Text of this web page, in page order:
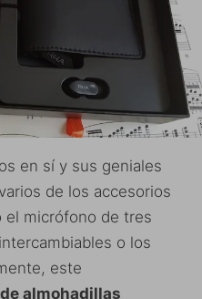
en sí y sus geniales
de los accesorios
el micrófono de tres
o los
este
almohadillas